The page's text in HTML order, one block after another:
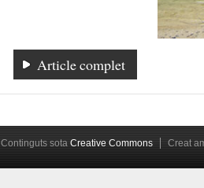
Article complet
Continguts sota Creative Commons Creat